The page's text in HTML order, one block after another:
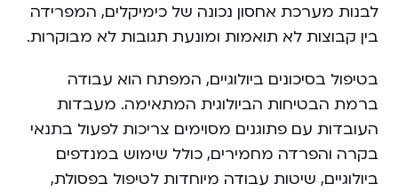
לבנות מערכת אחסון נכונה של כימיקלים, המפרידה
בין קבוצות לא תואמות ומונעת תגובות לא מבוקרות.
בטיפול בסיכונים ביולוגיים, המפתח הוא עבודה
ברמת הבטיחות הביולוגית המתאימה. מעבדות
העובדות עם פתוגנים מסוימים צריכות לפעול בתנאי
בקרה והפרדה מחמירים, כולל שימוש במנדפים
ביולוגיים, שיטות עבודה מיוחדות לטיפול בפסולת,